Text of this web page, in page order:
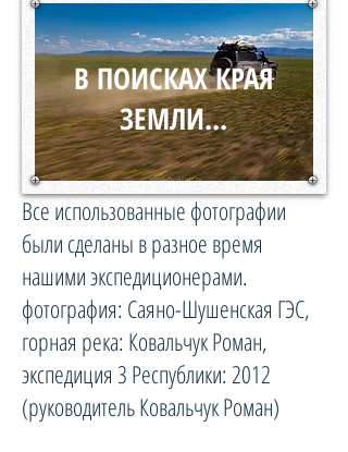
В ПОИСКАХ КРАЯ
ЗЕМЛИ...
Все использованные фотографии
были сделаны в разное время
нашими экспедиционерами.
фотография: Саяно-Шушенская ГЭС,
горная река: Ковальчук Роман,
экспедиция 3 Республики: 2012
(руководитель Ковальчук Роман)